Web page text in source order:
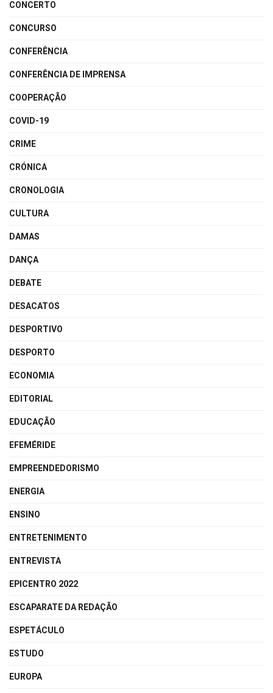
CONCERTO
CONCURSO
CONFERÊNCIA
CONFERÊNCIA DE IMPRENSA
COOPERAÇÃO
COVID-19
CRIME
CRÓNICA
CRONOLOGIA
CULTURA
DAMAS
DANÇA
DEBATE
DESACATOS
DESPORTIVO
DESPORTO
ECONOMIA
EDITORIAL
EDUCAÇÃO
EFEMÉRIDE
EMPREENDEDORISMO
ENERGIA
ENSINO
ENTRETENIMENTO
ENTREVISTA
EPICENTRO 2022
ESCAPARATE DA REDAÇÃO
ESPETÁCULO
ESTUDO
EUROPA